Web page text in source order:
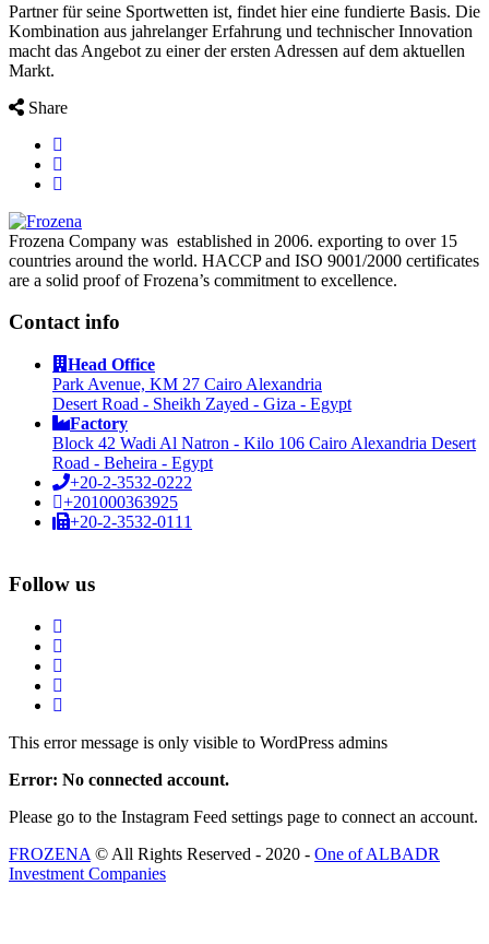
Partner für seine Sportwetten ist, findet hier eine fundierte Basis. Die
Kombination aus jahrelanger Erfahrung und technischer Innovation
macht das Angebot zu einer der ersten Adressen auf dem aktuellen
Markt.
Share
Frozena Company was established in 2006. exporting to over 15
countries around the world. HACCP and ISO 9001/2000 certificates
are a solid proof of Frozena’s commitment to excellence.
Contact info
Head Office
Park Avenue, KM 27 Cairo Alexandria
Desert Road - Sheikh Zayed - Giza - Egypt
Factory
Block 42 Wadi Al Natron - Kilo 106 Cairo Alexandria Desert
Road - Beheira - Egypt
+20-2-3532-0222
+201000363925
+20-2-3532-0111
Follow us
This error message is only visible to WordPress admins
Error: No connected account.
Please go to the Instagram Feed settings page to connect an account.
FROZENA © All Rights Reserved - 2020 - One of ALBADR
Investment Companies